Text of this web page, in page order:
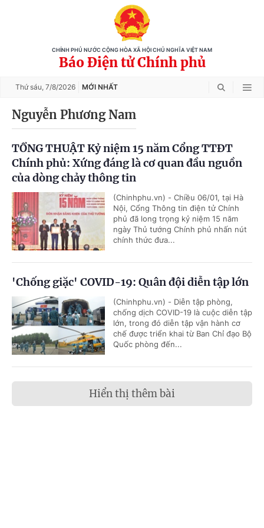
CHÍNH PHỦ NƯỚC CỘNG HÒA XÃ HỘI CHỦ NGHĨA VIỆT NAM
Báo Điện tử Chính phủ
Thứ sáu, 7/8/2026 MỚI NHẤT
Nguyễn Phương Nam
TỔNG THUẬT Kỷ niệm 15 năm Cổng TTĐT
Chính phủ: Xứng đáng là cơ quan đầu nguồn
của dòng chảy thông tin
(Chinhphu.vn) - Chiều 06/01, tại Hà
Nội, Cổng Thông tin điện tử Chính
phủ đã long trọng kỷ niệm 15 năm
ngày Thủ tướng Chính phủ nhấn nút
chính thức đưa...
'Chống giặc' COVID-19: Quân đội diễn tập lớn
(Chinhphu.vn) - Diễn tập phòng,
chống dịch COVID-19 là cuộc diễn tập
lớn, trong đó diễn tập vận hành cơ
chế được triển khai từ Ban Chỉ đạo Bộ
Quốc phòng đến...
Hiển thị thêm bài